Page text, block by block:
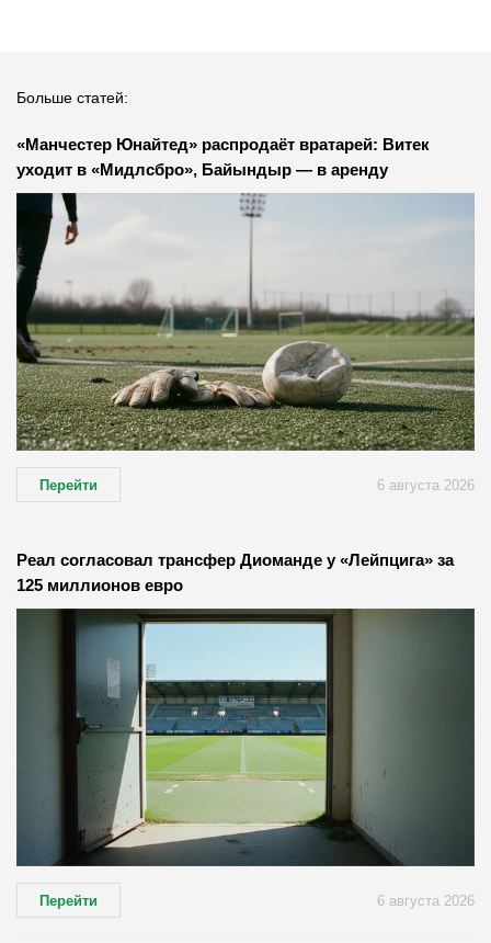
Больше статей:
«Манчестер Юнайтед» распродаёт вратарей: Витек
уходит в «Мидлсбро», Байындыр — в аренду
Перейти 6 августа 2026
Реал согласовал трансфер Диоманде у «Лейпцига» за
125 миллионов евро
Перейти 6 августа 2026